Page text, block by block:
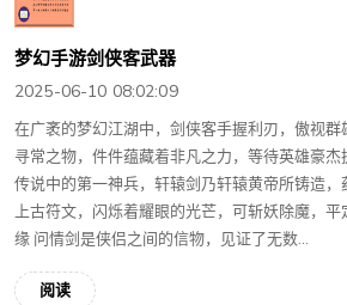
梦幻手游剑侠客武器
2025-06-10 08:02:09
在广袤的梦幻江湖中，剑侠客手握利刃，傲视
寻常之物，件件蕴藏着非凡之力，等待英雄豪
传说中的第一神兵，轩辕剑乃轩辕黄帝所铸造
上古符文，闪烁着耀眼的光芒，可斩妖除魔，
缘 问情剑是侠侣之间的信物，见证了无数...
阅读